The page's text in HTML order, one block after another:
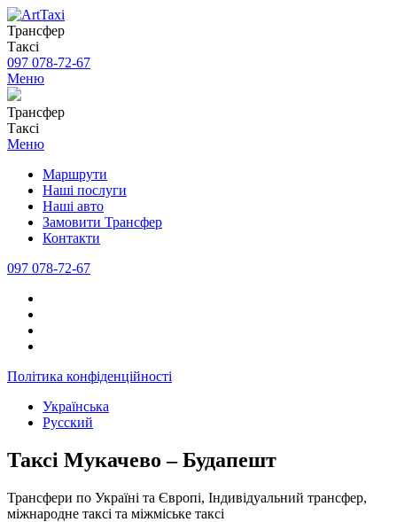
Трансфер
Таксі
097 078-72-67
Меню
Трансфер
Таксі
Меню
Маршрути
Наші послуги
Наші авто
Замовити Трансфер
Контакти
097 078-72-67
Політика конфіденційності
Українська
Русский
Таксі Мукачево – Будапешт
Трансфери по Україні та Європі, Індивідуальний трансфер,
міжнародне таксі та міжміське таксі